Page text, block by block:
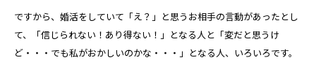
ですから、婚活をしていて「え？」と思うお相手の言動があったとし
て、「信じられない！あり得ない！」となる人と「変だと思うけ
ど・・・でも私がおかしいのかな・・・」となる人、いろいろです。